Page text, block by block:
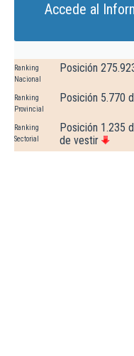
Accede al
Ranking
Nacional
Posición
Ranking
Provincial
Posición 5.770
Ranking
Sectorial
Posición 1.235
de vestir